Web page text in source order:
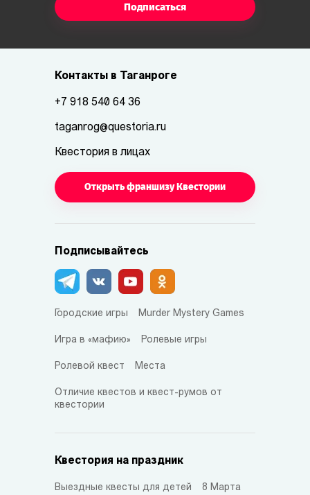
Подписаться
Контакты в Таганроге
+7 918 540 64 36
taganrog@questoria.ru
Квестория в лицах
Открыть франшизу Квестории
Подписывайтесь
Городские игры Murder Mystery Games
Игра в «мафию» Ролевые игры
Ролевой квест Места
Отличие квестов и квест-румов от
квестории
Квестория на праздник
Выездные квесты для детей 8 Марта